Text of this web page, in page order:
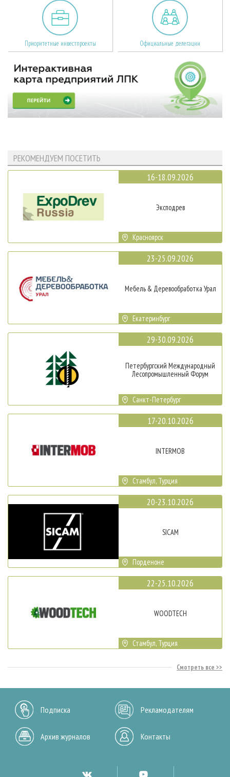
Приоритетные инвестпроекты Официальные делегации
РЕКОМЕНДУЕМ ПОСЕТИТЬ
16-18.09.2026
Эксподрев
Красноярск
23-25.09.2026
Мебель & Деревообработка Урал
Екатеринбург
29-30.09.2026
Петербургский Международный
Лесопромышленный Форум
Санкт-Петербург
17-20.10.2026
INTERMOB
Стамбул, Турция
20-23.10.2026
SICAM
Порденоне
22-25.10.2026
WOODTECH
Стамбул, Турция
Смотреть все
Подписка Рекламодателям
Архив журналов Контакты